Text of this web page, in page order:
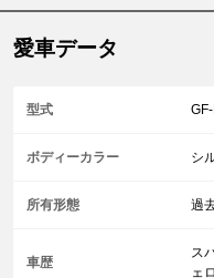
愛車データ
型式
ボディーカラー シ
所有形態 過
車歴
ス
ェ